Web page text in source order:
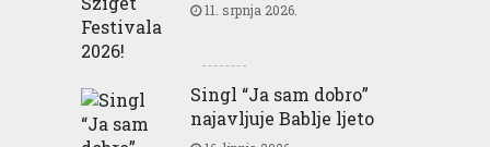
11. srpnja 2026.
Singl “Ja sam dobro”
najavljuje Bablje ljeto